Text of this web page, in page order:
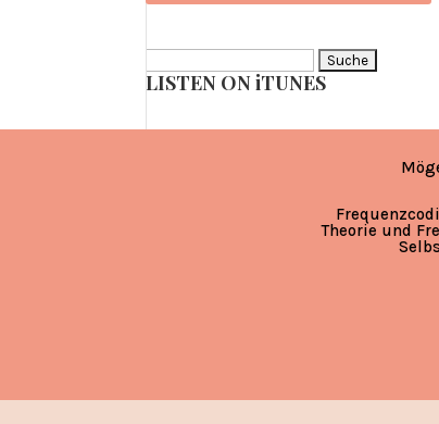
nach:
LISTEN ON iTUNES
Theorie und